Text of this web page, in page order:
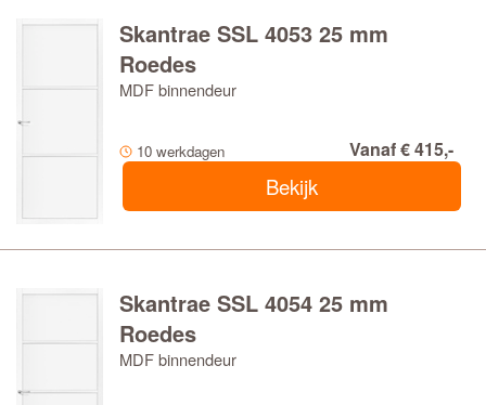
Skantrae SSL 4053 25 mm
Roedes
MDF binnendeur
10 werkdagen Vanaf € 415,-
Bekijk
Skantrae SSL 4054 25 mm
Roedes
MDF binnendeur